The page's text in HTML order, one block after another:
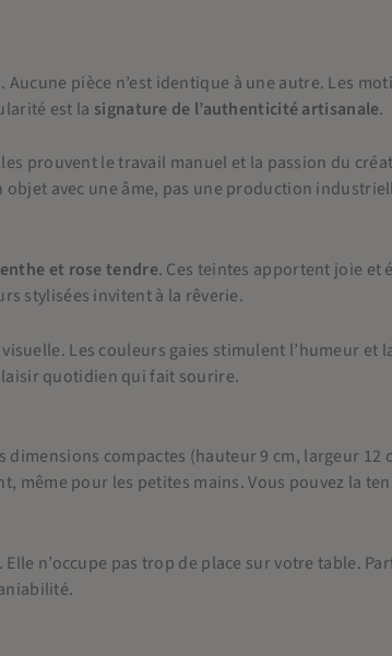
pièce n’est identique à une autre. Les
est la signature de l’authenticité artisanale.
prouvent le travail manuel et la passion du
avec une âme, pas une production
et rose tendre. Ces teintes apportent joie et
stylisées invitent à la rêverie.
Les couleurs gaies stimulent l’humeur et
quotidien qui fait sourire.
dimensions compactes (hauteur 9 cm, largeur 12
pour les petites mains. Vous pouvez la
n’occupe pas trop de place sur votre table.